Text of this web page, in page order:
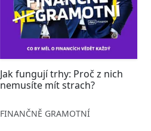
Jak fungují trhy: Proč z nich
nemusíte mít strach?
FINANČNĚ GRAMOTNÍ